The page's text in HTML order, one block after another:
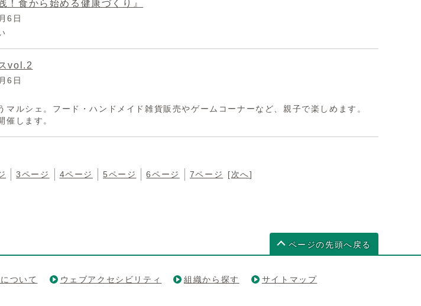
！食から始める健康づくり』
6日
vol.2
6日
マルシェ。フード・ハンドメイド雑貨販売やゲームコーナーなど、親子で楽しめます。
催します。
3ページ 4ページ 5ページ 6ページ 7ページ [次へ]
ページの先頭へ戻る
ついて ウェブアクセシビリティ 組織から探す サイトマップ